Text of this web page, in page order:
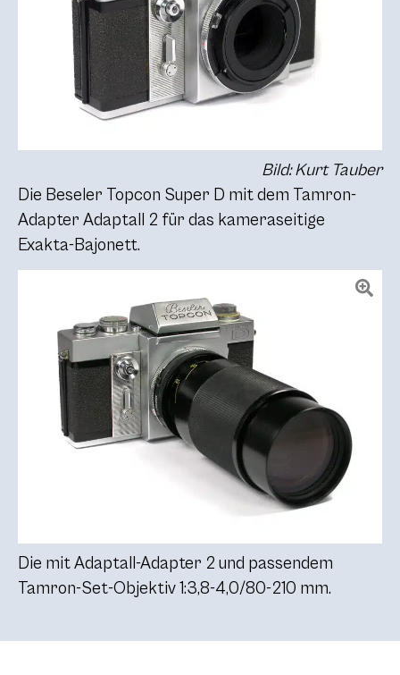
Bild: Kurt Tauber
Die Beseler Topcon Super D mit dem Tamron-
Adapter Adaptall 2 für das kameraseitige
Exakta-Bajonett.
Die mit Adaptall-Adapter 2 und passendem
Tamron-Set-Objektiv 1:3,8-4,0/80-210 mm.